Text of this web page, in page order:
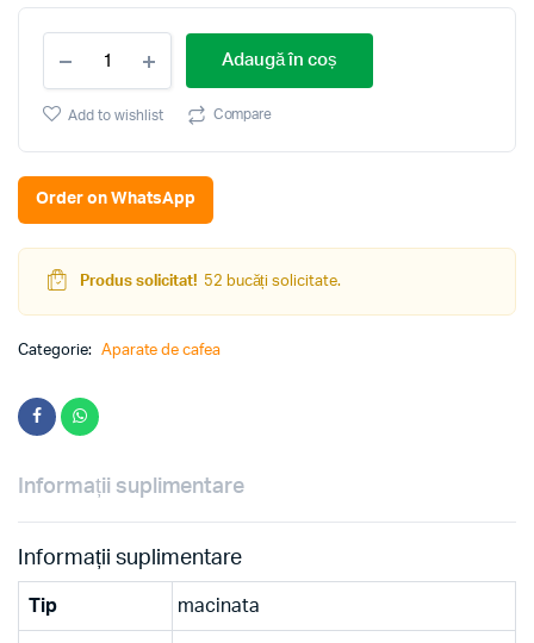
Bosch
TKA6A044
(Red)
Adaugă în coș
Add to wishlist Compare
Order on WhatsApp
Produs solicitat! 52 bucăți solicitate.
Categorie: Aparate de cafea
Informații suplimentare
Informații suplimentare
Tip macinata